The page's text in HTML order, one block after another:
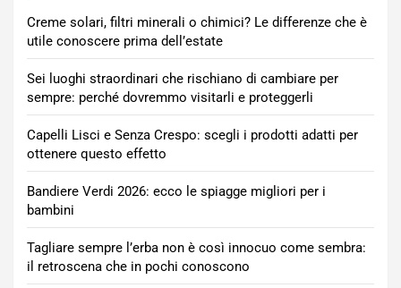
Creme solari, filtri minerali o chimici? Le differenze che è
utile conoscere prima dell’estate
Sei luoghi straordinari che rischiano di cambiare per
sempre: perché dovremmo visitarli e proteggerli
Capelli Lisci e Senza Crespo: scegli i prodotti adatti per
ottenere questo effetto
Bandiere Verdi 2026: ecco le spiagge migliori per i
bambini
Tagliare sempre l’erba non è così innocuo come sembra:
il retroscena che in pochi conoscono